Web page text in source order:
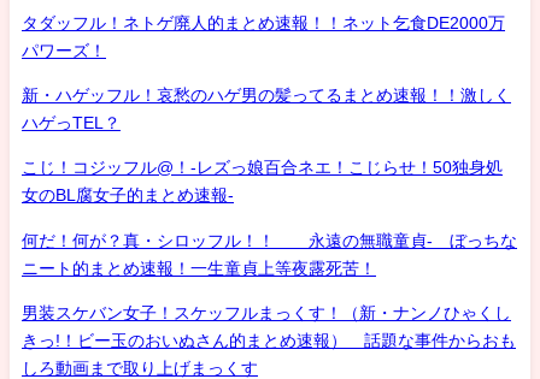
タダッフル！ネトゲ廃人的まとめ速報！！ネット乞食DE2000万
パワーズ！
新・ハゲッフル！哀愁のハゲ男の髪ってるまとめ速報！！激しく
ハゲっTEL？
こじ！コジッフル@！-レズっ娘百合ネエ！こじらせ！50独身処
女のBL腐女子的まとめ速報-
何だ！何が？真・シロッフル！！ 永遠の無職童貞- ぼっちな
ニート的まとめ速報！一生童貞上等夜露死苦！
男装スケバン女子！スケッフルまっくす！（新・ナンノひゃくし
きっ!！ビー玉のおいぬさん的まとめ速報） 話題な事件からおも
しろ動画まで取り上げまっくす